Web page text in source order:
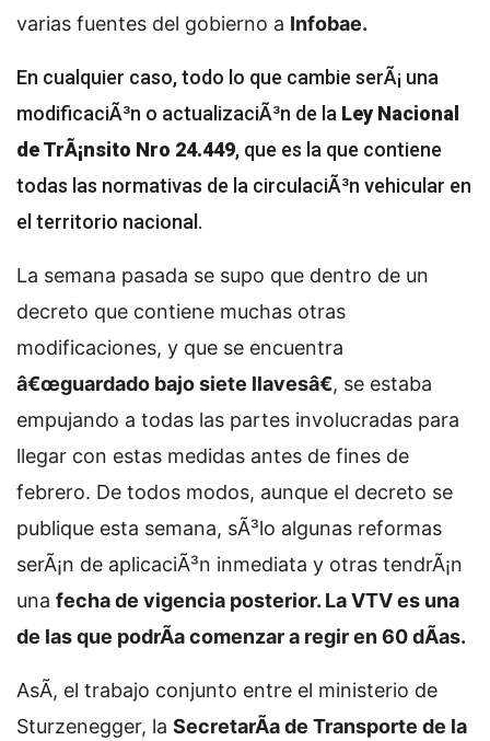
varias fuentes del gobierno a Infobae.
En cualquier caso, todo lo que cambie serÃ¡ una
modificaciÃ³n o actualizaciÃ³n de la Ley Nacional
de TrÃ¡nsito Nro 24.449, que es la que contiene
todas las normativas de la circulaciÃ³n vehicular en
el territorio nacional.
La semana pasada se supo que dentro de un
decreto que contiene muchas otras
modificaciones, y que se encuentra
â€œguardado bajo siete llavesâ€, se estaba
empujando a todas las partes involucradas para
llegar con estas medidas antes de fines de
febrero. De todos modos, aunque el decreto se
publique esta semana, sÃ³lo algunas reformas
serÃ¡n de aplicaciÃ³n inmediata y otras tendrÃ¡n
una fecha de vigencia posterior. La VTV es una
de las que podrÃ­a comenzar a regir en 60 dÃ­as.
AsÃ­, el trabajo conjunto entre el ministerio de
Sturzenegger, la SecretarÃ­a de Transporte de la